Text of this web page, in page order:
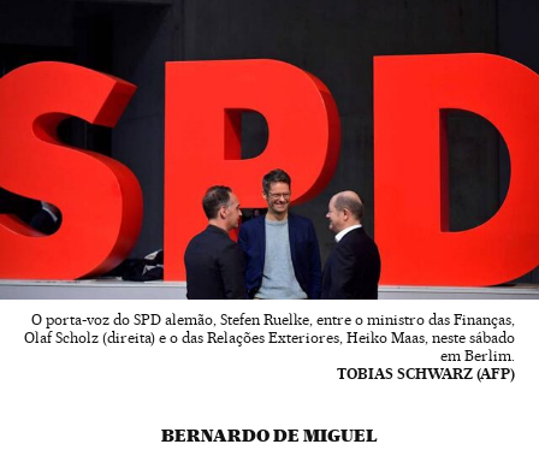
O porta-voz do SPD alemão, Stefen Ruelke, entre o ministro das Finanças,
Olaf Scholz (direita) e o das Relações Exteriores, Heiko Maas, neste sábado
em Berlim.
TOBIAS SCHWARZ (AFP)
BERNARDO DE MIGUEL